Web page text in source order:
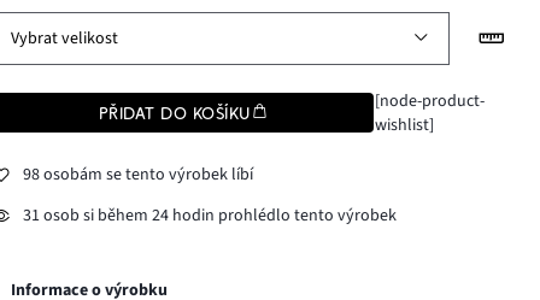
Vybrat velikost
PŘIDAT DO KOŠÍKU
[node-product-
wishlist]
98 osobám se tento výrobek líbí
31 osob si během 24 hodin prohlédlo tento výrobek
Informace o výrobku